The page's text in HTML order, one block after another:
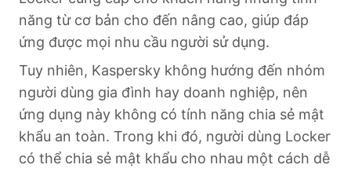
năng từ cơ bản cho đến nâng cao, giúp đáp
ứng được mọi nhu cầu người sử dụng.
Tuy nhiên, Kaspersky không hướng đến nhóm
người dùng gia đình hay doanh nghiệp, nên
ứng dụng này không có tính năng chia sẻ mật
khẩu an toàn. Trong khi đó, người dùng Locker
có thể chia sẻ mật khẩu cho nhau một cách dễ